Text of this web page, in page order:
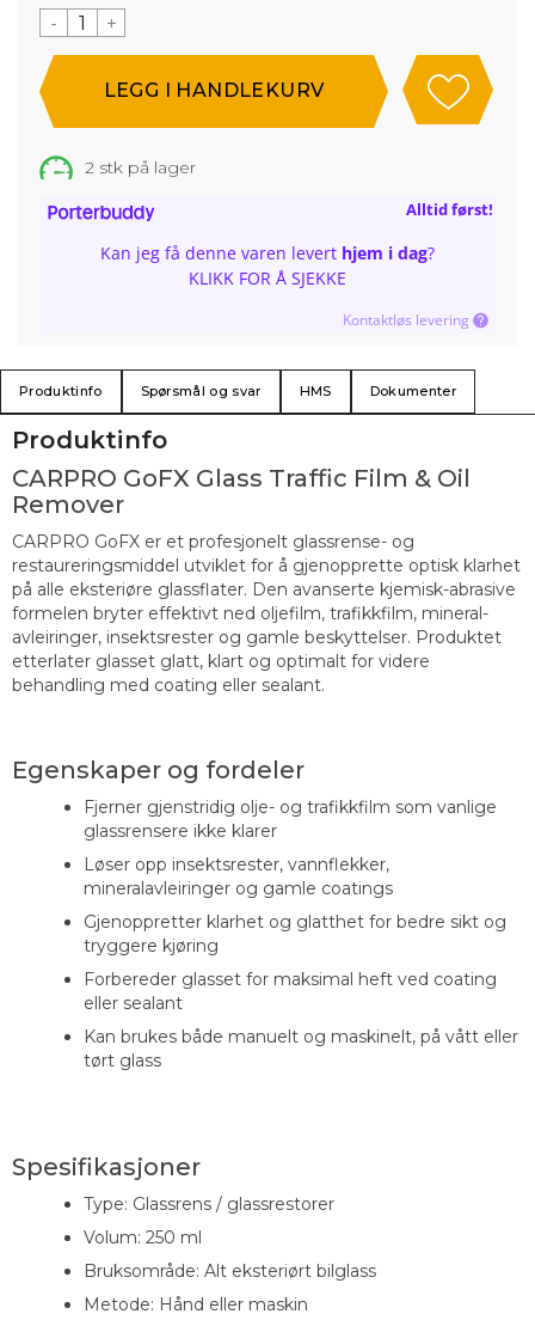
- +
2 stk på lager
Alltid først!
Kan jeg få denne varen levert hjem i dag?
KLIKK FOR Å SJEKKE
Kontaktløs levering
Produktinfo Spørsmål og svar HMS Dokumenter
Produktinfo
CARPRO GoFX Glass Traffic Film & Oil
Remover
CARPRO GoFX er et profesjonelt glassrense- og
restaureringsmiddel utviklet for å gjenopprette optisk klarhet
på alle eksteriøre glassflater. Den avanserte kjemisk-abrasive
formelen bryter effektivt ned olje­film, trafikk­film, mineral­
avleiringer, insektsrester og gamle beskyttelser. Produktet
etterlater glasset glatt, klart og optimalt for videre
behandling med coating eller sealant.
Egenskaper og fordeler
Fjerner gjenstridig olje- og trafikkfilm som vanlige
glassrensere ikke klarer
Løser opp insektsrester, vannflekker,
mineralavleiringer og gamle coatings
Gjenoppretter klarhet og glatthet for bedre sikt og
tryggere kjøring
Forbereder glasset for maksimal heft ved coating
eller sealant
Kan brukes både manuelt og maskinelt, på vått eller
tørt glass
Spesifikasjoner
Type: Glassrens / glassrestorer
Volum: 250 ml
Bruksområde: Alt eksteriørt bilglass
Metode: Hånd eller maskin